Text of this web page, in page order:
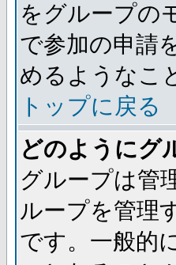
をグループの
で参加の申請
めるようなこ
トップに戻る
どのようにグ
グループは管
ループを管理
です。一般的